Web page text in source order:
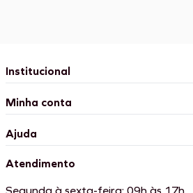
Institucional
Minha conta
Ajuda
Atendimento